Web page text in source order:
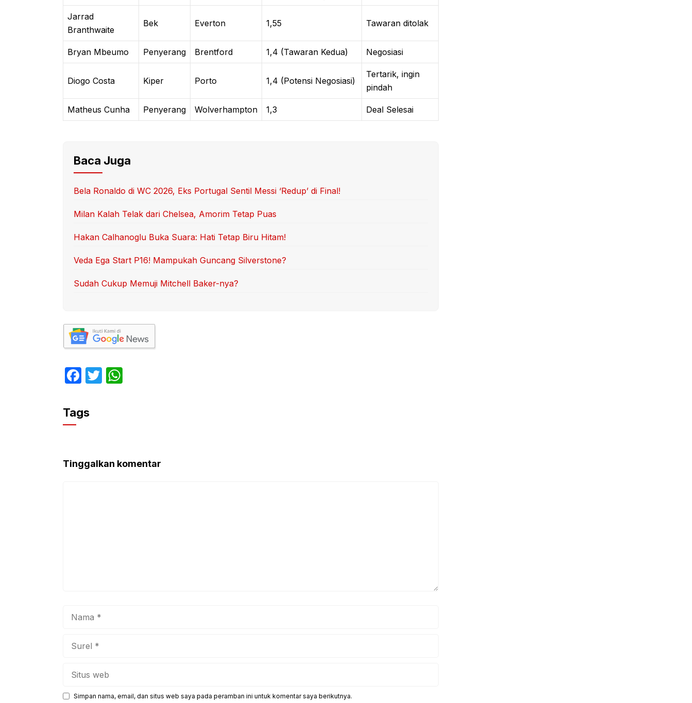
Jarrad
Branthwaite
Bek Everton 1,55 Tawaran ditolak
Bryan Mbeumo Penyerang Brentford 1,4 (Tawaran Kedua) Negosiasi
Diogo Costa Kiper Porto 1,4 (Potensi Negosiasi)
Tertarik, ingin
pindah
Matheus Cunha Penyerang Wolverhampton 1,3 Deal Selesai
Baca Juga
Bela Ronaldo di WC 2026, Eks Portugal Sentil Messi ‘Redup’ di Final!
Milan Kalah Telak dari Chelsea, Amorim Tetap Puas
Hakan Calhanoglu Buka Suara: Hati Tetap Biru Hitam!
Veda Ega Start P16! Mampukah Guncang Silverstone?
Sudah Cukup Memuji Mitchell Baker-nya?
F
c
e
o
o
T
p
p
Tags
Tinggalkan komentar
Simpan nama, email, dan situs web saya pada peramban ini untuk komentar saya berikutnya.